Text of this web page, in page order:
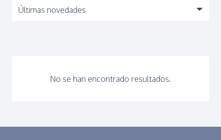
No se han encontrado resultados.